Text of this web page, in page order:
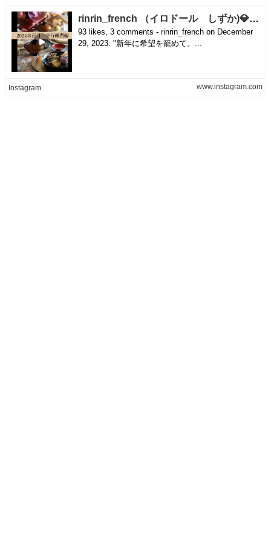
rinrin_french （イロドール しずか)💎💎💎 世界観✖️インテリア✖️ときめき on Instagram: "新年に希望を籠めて。 やっぱり新年はゴールドが好きなんだよなぁ💓 キラッキラGOLDのテーブルの予行練習。 今夜はカニ鍋なので、一度片付けますが こうやってデモしておくと、 イメージが膨らむし 楽しいし、 パーティー前にオタオタしないので、 オススメでありまする✨ 今日は朝イチ ブログ書いて、 クロゼットの片付けをして、 午後は煮豚を作りながら 飲みながらテーブルコーディネート💓 あー、至福、至福。 #人生を彩る #tablesetting #tablecoordinate #お正月のテーブル #お正月2024 #テーブルコーディネート #暮らしを愉しむ #ハレの日 #好きなこと #飲んだくれ週間突入"
93 likes, 3 comments - rinrin_french on December
29, 2023: "新年に希望を籠めて。...
Instagram www.instagram.com